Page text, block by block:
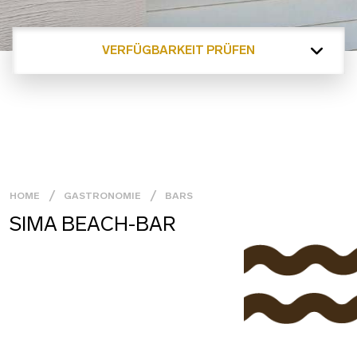
VERFÜGBARKEIT PRÜFEN
HOME GASTRONOMIE BARS
SIMA BEACH-BAR